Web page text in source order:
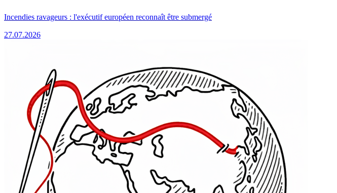
Incendies ravageurs : l'exécutif européen reconnaît être submergé
27.07.2026